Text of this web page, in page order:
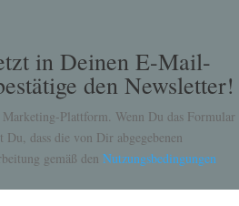
in Deinen E-Mail-
den Newsletter!
Plattform. Wenn Du das Formular
Du, dass die von Dir abgegebenen
gemäß den Nutzungsbedingungen